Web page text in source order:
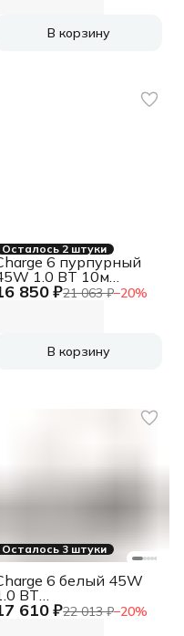
В корзину
Осталось 2 штуки
850 ₽21 063 ₽−20%
6 пурпурный
1.0 BT 10м
В корзину
Осталось 3 штуки
610 ₽22 013 ₽−20%
6 белый 45W
BT